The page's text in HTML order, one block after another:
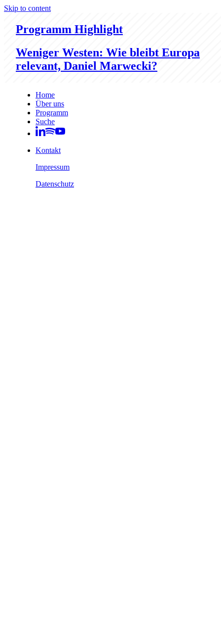
Skip to content
Programm Highlight
Weniger Westen: Wie bleibt Europa
relevant, Daniel Marwecki?
Home
Über uns
Programm
Suche
Kontakt
Impressum
Datenschutz